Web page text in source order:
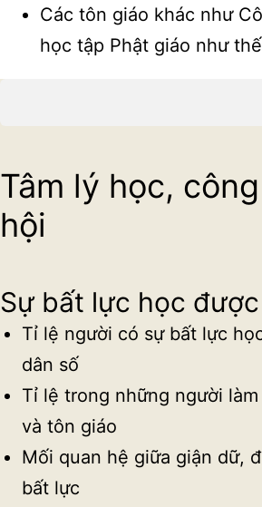
Các tôn giáo khác như
học tập Phật giáo như
Tâm lý học,
hội
Sự bất lực học được
Tỉ lệ người có sự bất lực
dân số
Tỉ lệ trong những người
và tôn giáo
Mối quan hệ giữa giận dữ,
bất lực